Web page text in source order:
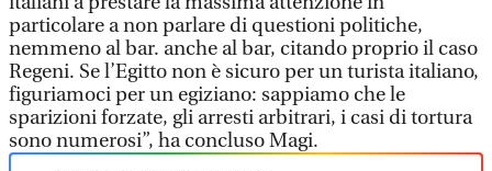
particolare a non parlare di questioni politiche,
nemmeno al bar. anche al bar, citando proprio il caso
Regeni. Se l’Egitto non è sicuro per un turista italiano,
figuriamoci per un egiziano: sappiamo che le
sparizioni forzate, gli arresti arbitrari, i casi di tortura
sono numerosi”, ha concluso Magi.